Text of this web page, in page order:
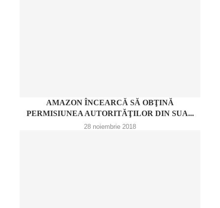
AMAZON ÎNCEARCĂ SĂ OBŢINĂ
PERMISIUNEA AUTORITĂŢILOR DIN SUA...
28 noiembrie 2018